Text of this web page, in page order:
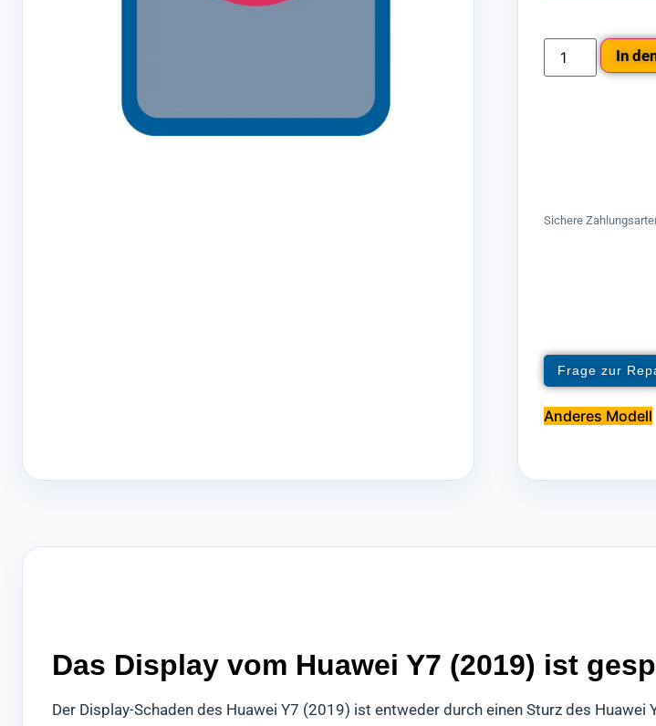
In
Sichere
Frage zur
Anderes Modell
Das Display vom Huawei Y7 (2019) ist
Der Display-Schaden des Huawei Y7 (2019) ist entweder durch einen Sturz des